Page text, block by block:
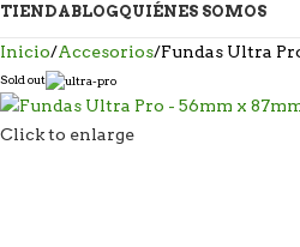
TIENDABLOGQUIÉNES SOMOS
Inicio Accesorios Fundas Ultra
Sold out
Click to enlarge